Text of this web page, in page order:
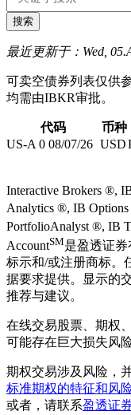
最近更新于：Wed,
可卖空债券列表仅供
均需由IBKR审批。
代码 币种
US-A 0 08/07/26 USD
Interactive Brokers ®,
Analytics ®, IB Options
PortfolioAnalyst ®, IB
AccountSM是盈透证券
标示和/或注册商标。
据要求提供。显示的
推荐与建议。
在线交易股票、期权
可能存在巨大损失风险
期权交易涉及风险，
标准期权的特征和风
或者，请联系盈透证